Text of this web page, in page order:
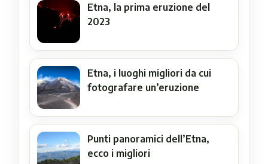
Etna, la prima eruzione del
2023
Etna, i luoghi migliori da cui
fotografare un’eruzione
Punti panoramici dell’Etna,
ecco i migliori